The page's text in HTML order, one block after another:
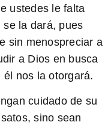
ustedes le falta
se la dará, pues
sin menospreciar a
a Dios en busca
nos la otorgará.
cuidado de su
sino sean